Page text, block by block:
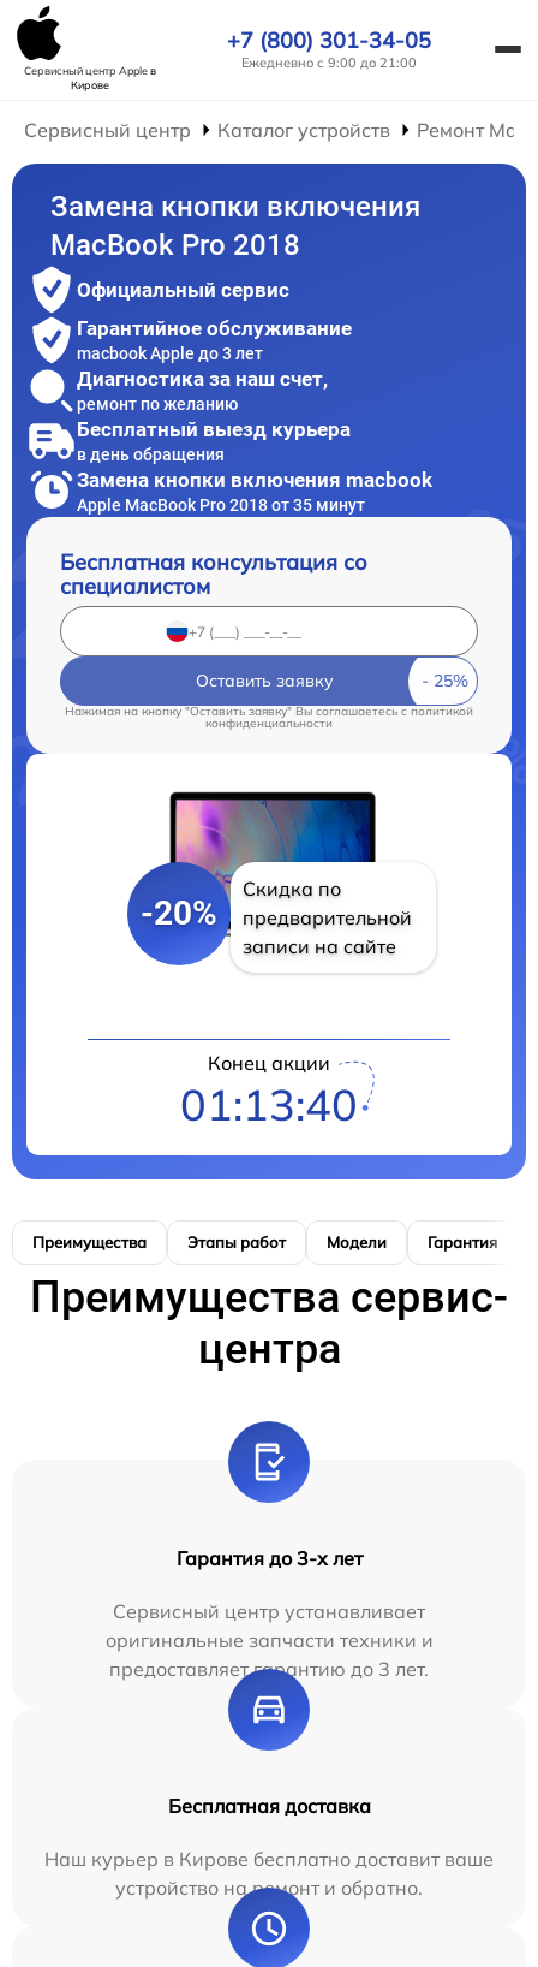
Сервисный центр Appleв
Кирове
+7 (800) 301-34-05
Ежедневно с 9:00 до 21:00
Сервисный центр Каталог устройств Ремонт
Замена кнопки включения
MacBook Pro 2018
Официальный сервис
Гарантийное обслуживание
macbook Apple до 3 лет
Диагностика за наш счет,
ремонт по желанию
Бесплатный выезд курьера
в день обращения
Замена кнопки включения macbook
Apple MacBook Pro 2018 от 35 минут
Бесплатная консультация со
специалистом
Оставить заявку
Нажимая на кнопку "Оставить заявку" Вы соглашаетесь cполитикой
конфиденциальности
-20%
Скидка по
предварительной
записи на сайте
Конец акции
01:13:39
Преимущества Этапы работ Модели Гарантия
Преимущества сервис-
центра
Гарантия до 3-х лет
Сервисный центр устанавливает
оригинальные запчасти техники и
предоставляет гарантию до 3 лет.
Бесплатная доставка
Наш курьер в Кирове бесплатно доставит ваше
устройство на ремонт и обратно.